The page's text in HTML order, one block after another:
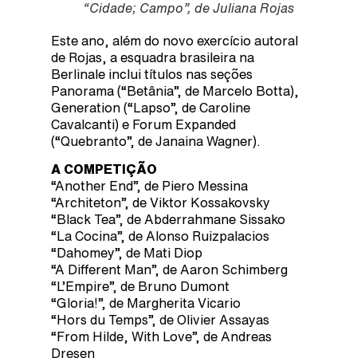
“Cidade; Campo”, de Juliana Rojas
Este ano, além do novo exercício autoral
de Rojas, a esquadra brasileira na
Berlinale inclui títulos nas seções
Panorama (“Betânia”, de Marcelo Botta),
Generation (“Lapso”, de Caroline
Cavalcanti) e Forum Expanded
(“Quebranto”, de Janaina Wagner).
A COMPETIÇÃO
“Another End”, de Piero Messina
“Architeton”, de Viktor Kossakovsky
“Black Tea”, de Abderrahmane Sissako
“La Cocina”, de Alonso Ruizpalacios
“Dahomey”, de Mati Diop
“A Different Man”, de Aaron Schimberg
“L’Empire”, de Bruno Dumont
“Gloria!”, de Margherita Vicario
“Hors du Temps”, de Olivier Assayas
“From Hilde, With Love”, de Andreas
Dresen